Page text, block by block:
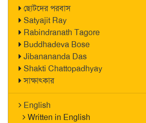
ছোটদের পরবাস
Satyajit Ray
Rabindranath Tagore
Buddhadeva Bose
Jibanananda Das
Shakti Chattopadhyay
সাক্ষাৎকার
English
Written in English